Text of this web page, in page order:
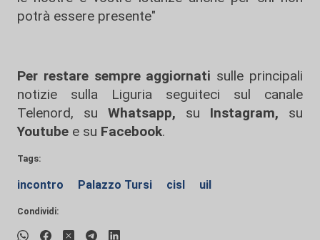
potrà essere presente"
Per restare sempre aggiornati sulle principali
notizie sulla Liguria seguiteci sul canale
Telenord, su
Whatsapp, su Instagram, su
Youtube e su Facebook.
Tags:
incontro Palazzo Tursi cisl uil
Condividi: